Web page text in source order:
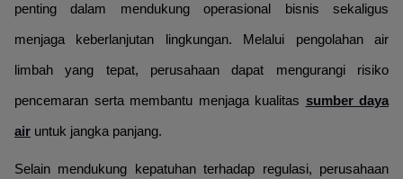
penting dalam mendukung operasional bisnis sekaligus
menjaga keberlanjutan lingkungan. Melalui pengolahan air
limbah yang tepat, perusahaan dapat mengurangi risiko
pencemaran serta membantu menjaga kualitas sumber daya
air untuk jangka panjang.
Selain mendukung kepatuhan terhadap regulasi, perusahaan